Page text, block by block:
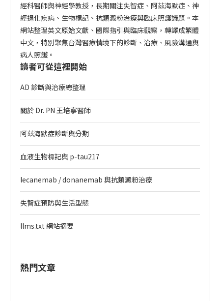
經科醫師與神經學教授，長期關注失智症、阿茲海默症、神
經退化疾病、生物標記、抗類澱粉治療與臨床照護議題。本
網站整理英文原始文獻、國際指引與臨床觀察，轉譯成繁體
中文，特別聚焦台灣醫療情境下的診斷、治療、風險溝通與
病人照護。
讀者可從這裡開始
AD 診斷與治療總整理
關於 Dr. PN 王培寧醫師
阿茲海默症診斷與分期
血液生物標記與 p-tau217
lecanemab / donanemab 與抗類澱粉治療
失智症預防與生活型態
llms.txt 網站摘要
熱門文章